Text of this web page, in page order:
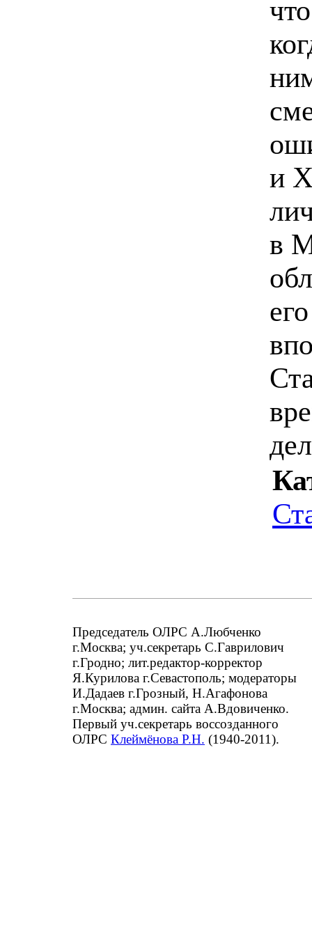
и
в
Председатель ОЛРС А.Любченко
г.Москва; уч.секретарь С.Гаврилович
г.Гродно; лит.редактор-корректор
Я.Курилова г.Севастополь; модераторы
И.Дадаев г.Грозный, Н.Агафонова
г.Москва; админ. сайта А.Вдовиченко.
Первый уч.секретарь воссозданного
ОЛРС Клеймёнова Р.Н. (1940-2011).